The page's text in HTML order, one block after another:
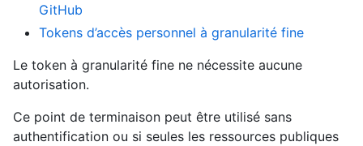
GitHub
Tokens d’accès personnel à granularité fine
Le token à granularité fine ne nécessite aucune
autorisation.
Ce point de terminaison peut être utilisé sans
authentification ou si seules les ressources publiques